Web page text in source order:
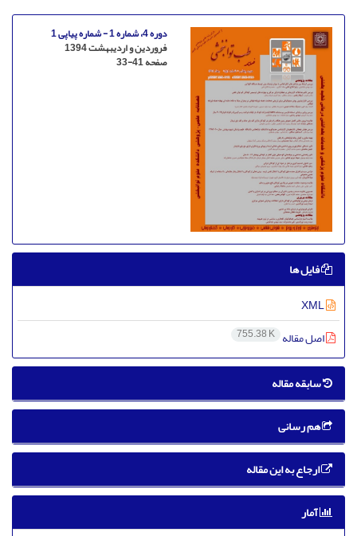
دوره 4، شماره 1 - شماره پیاپی 1
فروردین و اردیبهشت 1394
صفحه33-41
فایل ها
اصل مقاله 755.38 K
سابقه مقاله
هم رسانی
ارجاع به این مقاله
آمار